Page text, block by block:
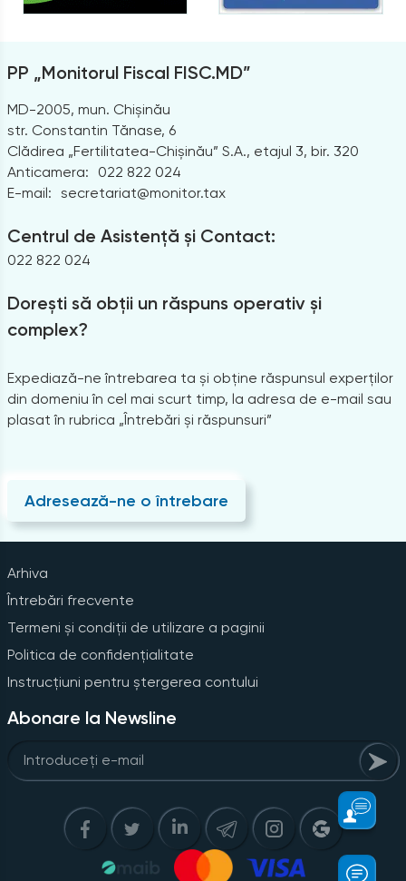
PP „Monitorul Fiscal FISC.MD”
MD-2005, mun. Chișinău
str. Constantin Tănase, 6
Clădirea „Fertilitatea-Chișinău” S.A., etajul 3, bir. 320
Anticamera:
022 822 024
E-mail: secretariat@monitor.tax
Centrul de Asistență și Contact:
022 822 024
Dorești să obții un răspuns operativ și
complex?
Expediază-ne întrebarea ta și obține răspunsul experților
din domeniu în cel mai scurt timp, la adresa de e-mail sau
plasat în rubrica „Întrebări și răspunsuri”
Adresează-ne o întrebare
Arhiva
Întrebări frecvente
Termeni și condiții de utilizare a paginii
Politica de confidențialitate
Instrucțiuni pentru ștergerea contului
Abonare la Newsline